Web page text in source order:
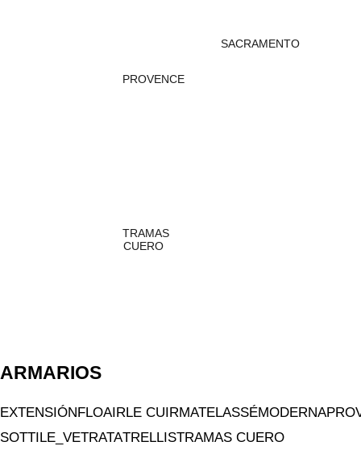
PROVENCE
TRAMAS
CUERO
SACRAMENTO
ARMARIOS
EXTENSIÓNFLOAIRLE CUIRMATELASSÉMODERNA
SOTTILE_VETRATATRELLISTRAMAS CUERO